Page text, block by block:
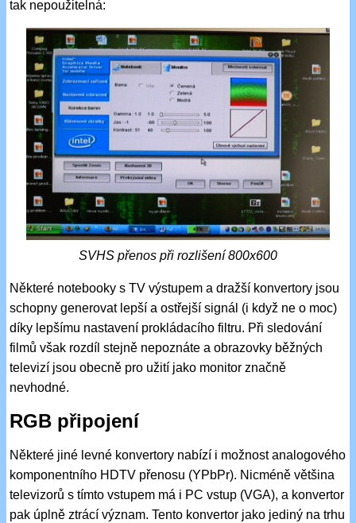
tak nepoužitelná:
SVHS přenos při rozlišení 800x600
Některé notebooky s TV výstupem a dražší konvertory jsou
schopny generovat lepší a ostřejší signál (i když ne o moc)
díky lepšímu nastavení prokládacího filtru. Při sledování
filmů však rozdíl stejně nepoznáte a obrazovky běžných
televizí jsou obecně pro užití jako monitor značně
nevhodné.
RGB připojení
Některé jiné levné konvertory nabízí i možnost analogového
komponentního HDTV přenosu (YPbPr). Nicméně většina
televizorů s tímto vstupem má i PC vstup (VGA), a konvertor
pak úplně ztrácí význam. Tento konvertor jako jediný na trhu